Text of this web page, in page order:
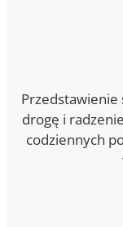
drogę i
codziennych